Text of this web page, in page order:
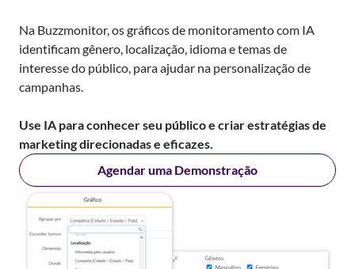
Na Buzzmonitor, os gráficos de monitoramento com IA
identificam gênero, localização, idioma e temas de
interesse do público, para ajudar na personalização de
campanhas.
Use IA para conhecer seu público e criar estratégias de
marketing direcionadas e eficazes.
Agendar uma Demonstração